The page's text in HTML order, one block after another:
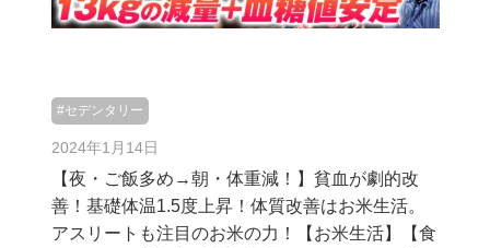
#セデンタリー
2024年1月14日
【夜・ご飯多め→朝・体重減！】貧血が劇的改
善！基礎体温1.5度上昇！体質改善はお米生活。
アスリートも注目のお米の力！【お米生活】【食